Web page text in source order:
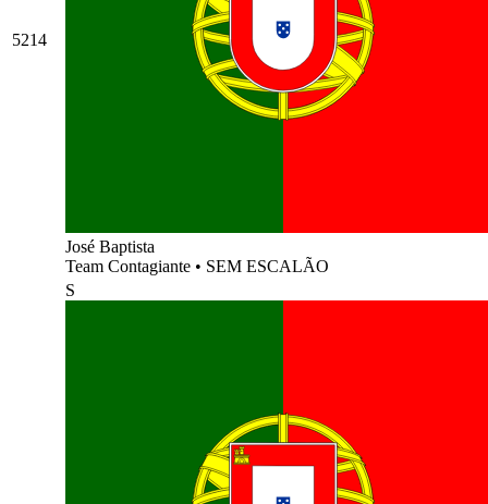
5214
José Baptista
Team Contagiante • SEM ESCALÃO
S